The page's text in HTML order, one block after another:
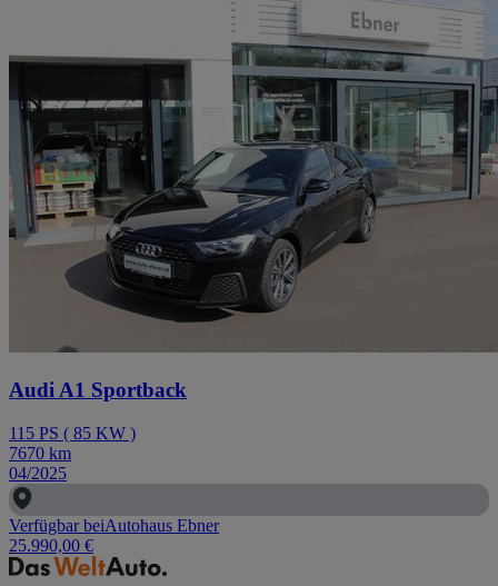
Audi A1 Sportback
115 PS ( 85 KW )
7670 km
04/2025
Verfügbar beiAutohaus Ebner
25.990,00 €